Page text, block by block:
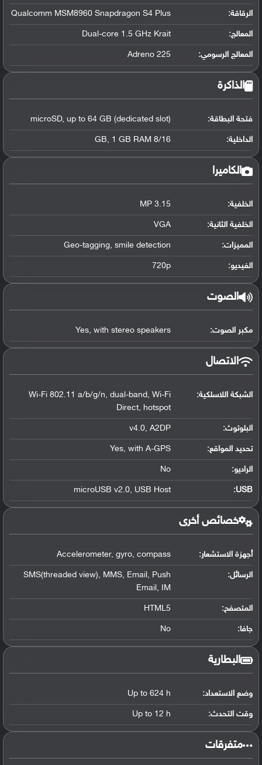
الرقاقة:
Qualcomm MSM8960 Snapdragon S4 Plus
المعالج:
Dual-core 1.5 GHz Krait
المعالج الرسومي:
Adreno 225
الذاكرة
فتحة البطاقة: microSD, up to 64 GB (dedicated slot)
الداخلية: 8/16 GB, 1 GB RAM
الكاميرا
الخلفية: 3.15 MP
الخلفية الثانية: VGA
المميزات: Geo-tagging, smile detection
الفيديو: 720p
الصوت
مكبر الصوت: Yes, with stereo speakers
الاتصال
الشبكة اللاسلكية:
Wi-Fi 802.11 a/b/g/n, dual-band, Wi-Fi
Direct, hotspot
البلوتوث:
v4.0, A2DP
تحديد المواقع:
Yes, with A-GPS
الراديو: No
USB
:
microUSB v2.0, USB Host
خصائص أخرى
أجهزة الاستشعار: Accelerometer, gyro, compass
الرسائل:
SMS(threaded view), MMS, Email, Push
Email, IM
المتصفح: HTML5
جافا: No
البطارية
وضع الاستعداد: Up to 624 h
وقت التحدث: Up to 12 h
‏متفرقات‏